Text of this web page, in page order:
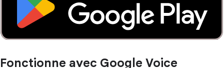
Fonctionne avec Google Voice